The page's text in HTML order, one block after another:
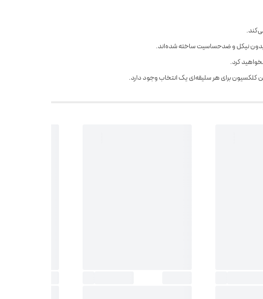
نیکل و ضدحساسیت ساخته شده‌اند.
کرد.
کلکسیون برای هر سلیقه‌ای یک انتخاب وجود دارد.